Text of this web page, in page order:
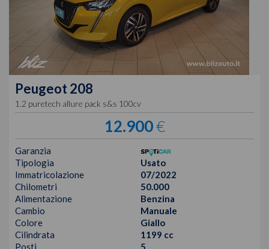
Peugeot 208
1.2 puretech allure pack s&s 100cv
12.900€
Garanzia
Tipologia
Usato
Immatricolazione
07/2022
Chilometri
50.000
Alimentazione
Benzina
Cambio
Manuale
Colore
Giallo
Cilindrata
1199 cc
Posti
5